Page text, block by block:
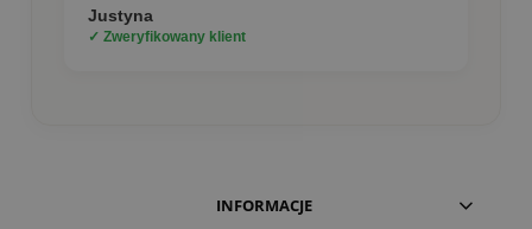
Justyna
✓ Zweryfikowany klient
INFORMACJE